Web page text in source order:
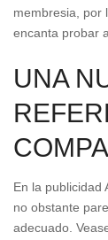
membresia, por
encanta probar
UNA
En la publicidad
no obstante
adecuado.